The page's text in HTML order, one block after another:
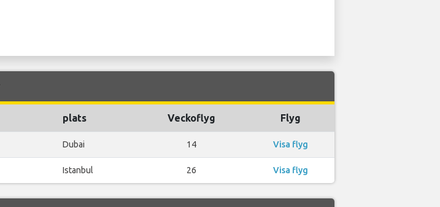
plats Veckoflyg Flyg
Dubai 14 Visa flyg
Istanbul 26 Visa flyg